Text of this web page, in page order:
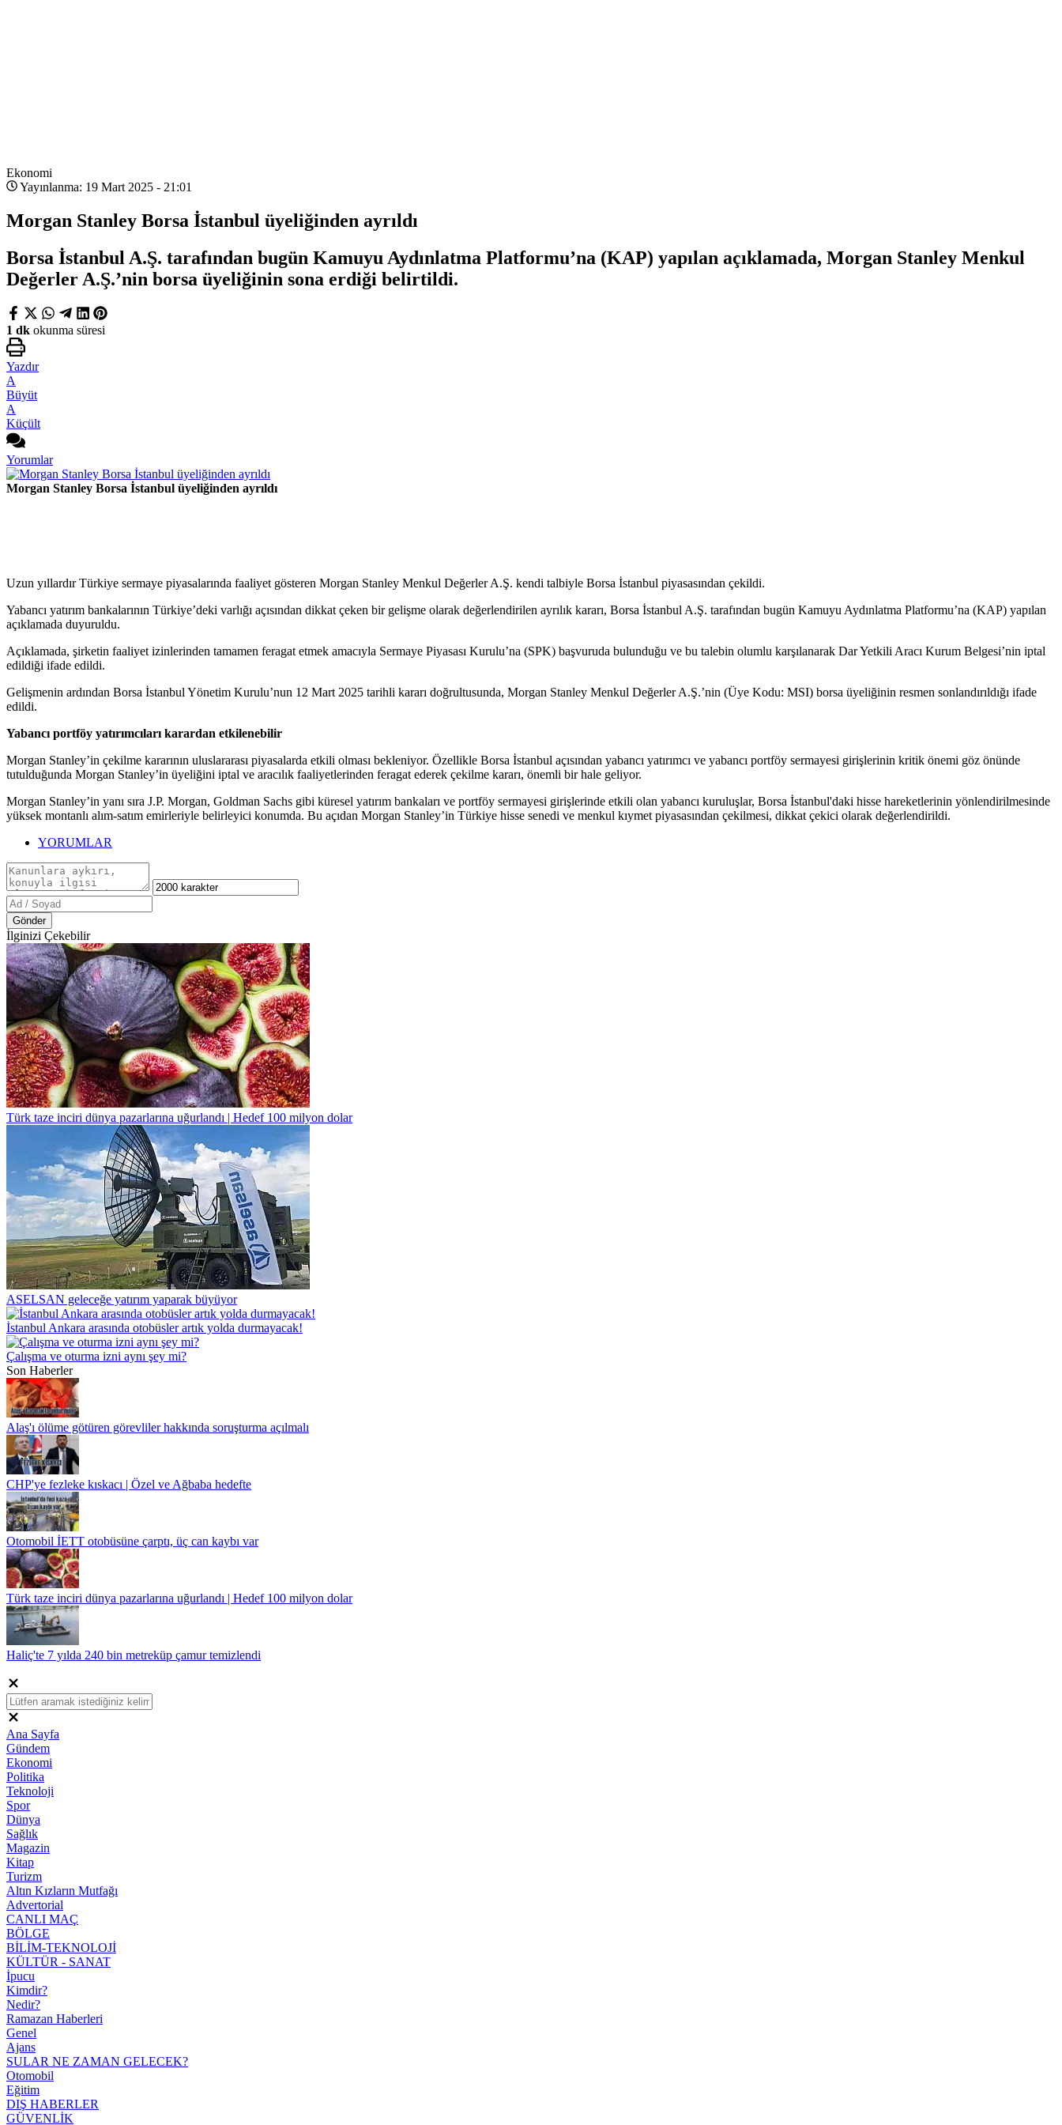
Ekonomi
Yayınlanma: 19 Mart 2025 - 21:01
Morgan Stanley Borsa İstanbul üyeliğinden ayrıldı
Borsa İstanbul A.Ş. tarafından bugün Kamuyu Aydınlatma Platformu’na (KAP) yapılan açıklamada, Morgan Stanley Menkul
Değerler A.Ş.’nin borsa üyeliğinin sona erdiği belirtildi.
1 dk okunma süresi
Yazdır
A
Büyüt
A
Küçült
Yorumlar
Morgan Stanley Borsa İstanbul üyeliğinden ayrıldı
Uzun yıllardır Türkiye sermaye piyasalarında faaliyet gösteren Morgan Stanley Menkul Değerler A.Ş. kendi talbiyle Borsa İstanbul piyasasından çekildi.
Yabancı yatırım bankalarının Türkiye’deki varlığı açısından dikkat çeken bir gelişme olarak değerlendirilen ayrılık kararı, Borsa İstanbul A.Ş. tarafından bugün Kamuyu Aydınlatma Platformu’na (KAP) yapılan
açıklamada duyuruldu.
Açıklamada, şirketin faaliyet izinlerinden tamamen feragat etmek amacıyla Sermaye Piyasası Kurulu’na (SPK) başvuruda bulunduğu ve bu talebin olumlu karşılanarak Dar Yetkili Aracı Kurum Belgesi’nin iptal
edildiği ifade edildi.
Gelişmenin ardından Borsa İstanbul Yönetim Kurulu’nun 12 Mart 2025 tarihli kararı doğrultusunda, Morgan Stanley Menkul Değerler A.Ş.’nin (Üye Kodu: MSI) borsa üyeliğinin resmen sonlandırıldığı ifade
edildi.
Yabancı portföy yatırımcıları karardan etkilenebilir
Morgan Stanley’in çekilme kararının uluslararası piyasalarda etkili olması bekleniyor. Özellikle Borsa İstanbul açısından yabancı yatırımcı ve yabancı portföy sermayesi girişlerinin kritik önemi göz önünde
tutulduğunda Morgan Stanley’in üyeliğini iptal ve aracılık faaliyetlerinden feragat ederek çekilme kararı, önemli bir hale geliyor.
Morgan Stanley’in yanı sıra J.P. Morgan, Goldman Sachs gibi küresel yatırım bankaları ve portföy sermayesi girişlerinde etkili olan yabancı kuruluşlar, Borsa İstanbul'daki hisse hareketlerinin yönlendirilmesinde
yüksek montanlı alım-satım emirleriyle belirleyici konumda. Bu açıdan Morgan Stanley’in Türkiye hisse senedi ve menkul kıymet piyasasından çekilmesi, dikkat çekici olarak değerlendirildi.
YORUMLAR
Gönder
İlginizi Çekebilir
Türk taze inciri dünya pazarlarına uğurlandı | Hedef 100 milyon dolar
ASELSAN geleceğe yatırım yaparak büyüyor
İstanbul Ankara arasında otobüsler artık yolda durmayacak!
Çalışma ve oturma izni aynı şey mi?
Son Haberler
Alaş'ı ölüme götüren görevliler hakkında soruşturma açılmalı
CHP'ye fezleke kıskacı | Özel ve Ağbaba hedefte
Otomobil İETT otobüsüne çarptı, üç can kaybı var
Türk taze inciri dünya pazarlarına uğurlandı | Hedef 100 milyon dolar
Haliç'te 7 yılda 240 bin metreküp çamur temizlendi
Ana Sayfa
Gündem
Ekonomi
Politika
Teknoloji
Spor
Dünya
Sağlık
Magazin
Kitap
Turizm
Altın Kızların Mutfağı
Advertorial
CANLI MAÇ
BÖLGE
BİLİM-TEKNOLOJİ
KÜLTÜR - SANAT
İpucu
Kimdir?
Nedir?
Ramazan Haberleri
Genel
Ajans
SULAR NE ZAMAN GELECEK?
Otomobil
Eğitim
DIŞ HABERLER
GÜVENLİK